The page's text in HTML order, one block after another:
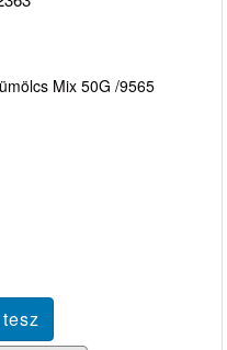
Mix 50G /9565